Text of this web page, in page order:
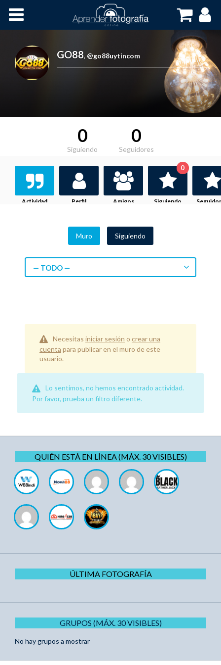
Cursos OnLine
GO88, @go88uytincom
0
Siguiendo
0
Seguidores
Actividad Perfil Amigos Siguiendo
0
Muro Siguiendo
— TODO —
Necesitas iniciar sesión o crear una
cuenta para publicar en el muro de este
usuario.
Lo sentimos, no hemos encontrado actividad.
Por favor, prueba un filtro diferente.
QUIÉN ESTÁ EN LÍNEA (MÁX. 30 VISIBLES)
ÚLTIMA FOTOGRAFÍA
GRUPOS (MÁX. 30 VISIBLES)
No hay grupos a mostrar